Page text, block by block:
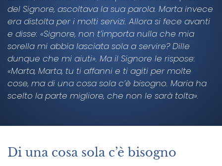
del Signore, ascoltava la sua parola. Marta invece
era distolta per i molti servizi. Allora si fece avanti
e disse: «Signore, non t’importa nulla che mia
sorella mi abbia lasciata sola a servire? Dille
dunque che mi aiuti». Ma il Signore le rispose:
«Marta, Marta, tu ti affanni e ti agiti per molte
cose, ma di una cosa sola c’è bisogno. Maria ha
scelto la parte migliore, che non le sarà tolta».
Di una cosa sola c’è bisogno